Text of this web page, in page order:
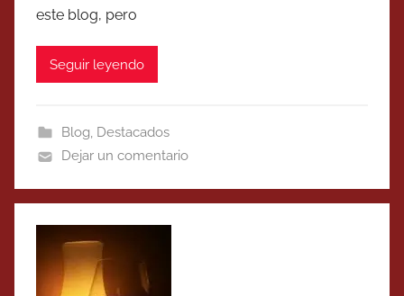
este blog, pero
Seguir leyendo
Blog, Destacados
Dejar un comentario